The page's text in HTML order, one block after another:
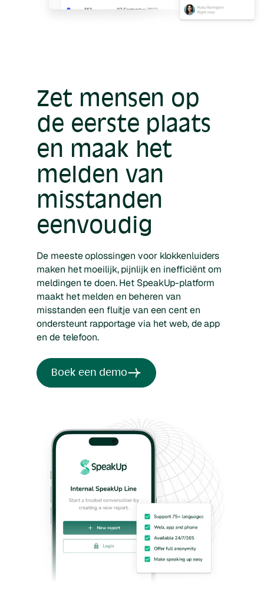
Zet mensen op
de eerste plaats
en maak het
melden van
misstanden
eenvoudig
De meeste oplossingen voor klokkenluiders
maken het moeilijk, pijnlijk en inefficiënt om
meldingen te doen. Het SpeakUp-platform
maakt het melden en beheren van
misstanden een fluitje van een cent en
ondersteunt rapportage via het web, de app
en de telefoon.
Boek een demo